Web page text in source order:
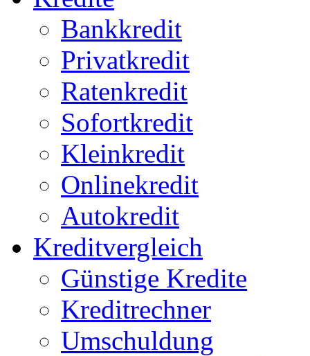
Bankkredit
Privatkredit
Ratenkredit
Sofortkredit
Kleinkredit
Onlinekredit
Autokredit
Kreditvergleich
Günstige Kredite
Kreditrechner
Umschuldung